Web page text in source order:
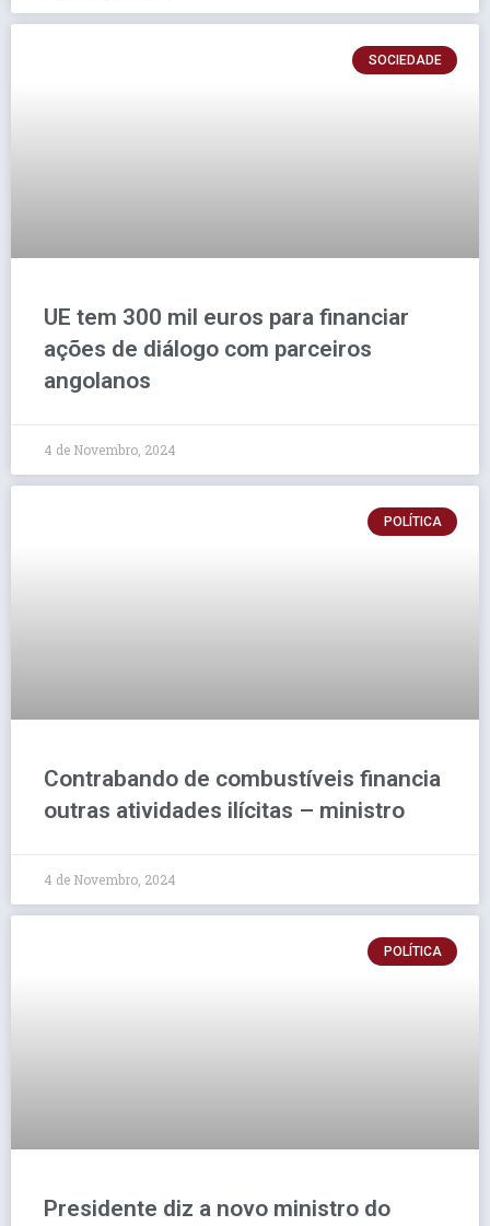
SOCIEDADE
UE tem 300 mil euros para financiar
ações de diálogo com parceiros
angolanos
4 de Novembro, 2024
POLÍTICA
Contrabando de combustíveis financia
outras atividades ilícitas – ministro
4 de Novembro, 2024
POLÍTICA
Presidente diz a novo ministro do